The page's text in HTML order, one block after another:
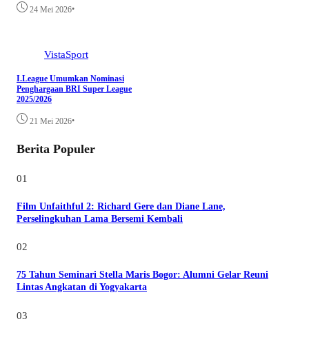
24 Mei 2026•
VistaSport
I.League Umumkan Nominasi
Penghargaan BRI Super League
2025/2026
21 Mei 2026•
Berita Populer
01
Film Unfaithful 2: Richard Gere dan Diane Lane,
Perselingkuhan Lama Bersemi Kembali
02
75 Tahun Seminari Stella Maris Bogor: Alumni Gelar Reuni
Lintas Angkatan di Yogyakarta
03